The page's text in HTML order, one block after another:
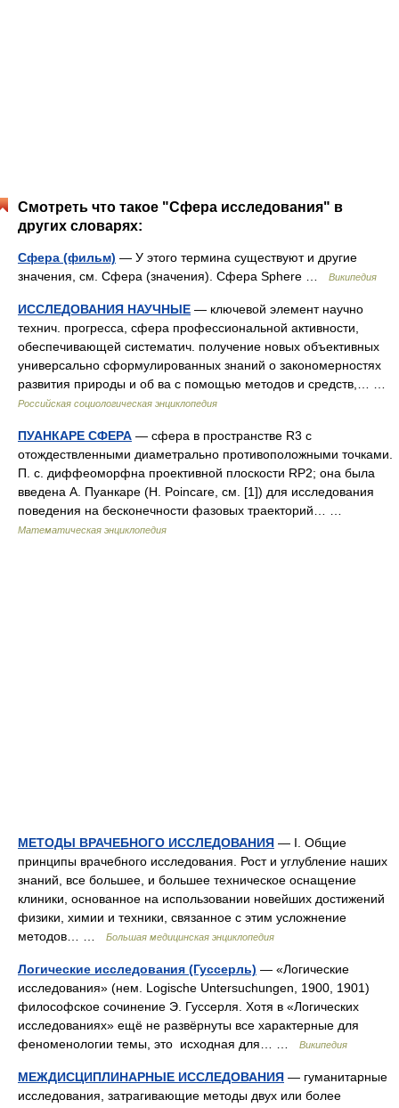
Смотреть что такое "Сфера исследования" в
других словарях:
Сфера (фильм) — У этого термина существуют и другие
значения, см. Сфера (значения). Сфера Sphere …
Википедия
ИССЛЕДОВАНИЯ НАУЧНЫЕ — ключевой элемент научно
технич. прогресса, сфера профессиональной активности,
обеспечивающей систематич. получение новых объективных
универсально сформулированных знаний о закономерностях
развития природы и об ва с помощью методов и средств,… …
Российская социологическая энциклопедия
ПУАНКАРЕ СФЕРА — сфера в пространстве R3 с
отождествленными диаметрально противоположными точками.
П. с. диффеоморфна проективной плоскости RP2; она была
введена А. Пуанкаре (Н. Poincare, см. [1]) для исследования
поведения на бесконечности фазовых траекторий… …
Математическая энциклопедия
МЕТОДЫ ВРАЧЕБНОГО ИССЛЕДОВАНИЯ — І. Общие
принципы врачебного исследования. Рост и углубление наших
знаний, все большее, и большее техническое оснащение
клиники, основанное на использовании новейших достижений
физики, химии и техники, связанное с этим усложнение
методов… …
Большая медицинская энциклопедия
Логические исследования (Гуссерль) — «Логические
исследования» (нем. Logische Untersuchungen, 1900, 1901)
философское сочинение Э. Гуссерля. Хотя в «Логических
исследованиях» ещё не развёрнуты все характерные для
феноменологии темы, это исходная для… …
Википедия
МЕЖДИСЦИПЛИНАРНЫЕ ИССЛЕДОВАНИЯ — гуманитарные
исследования, затрагивающие методы двух или более